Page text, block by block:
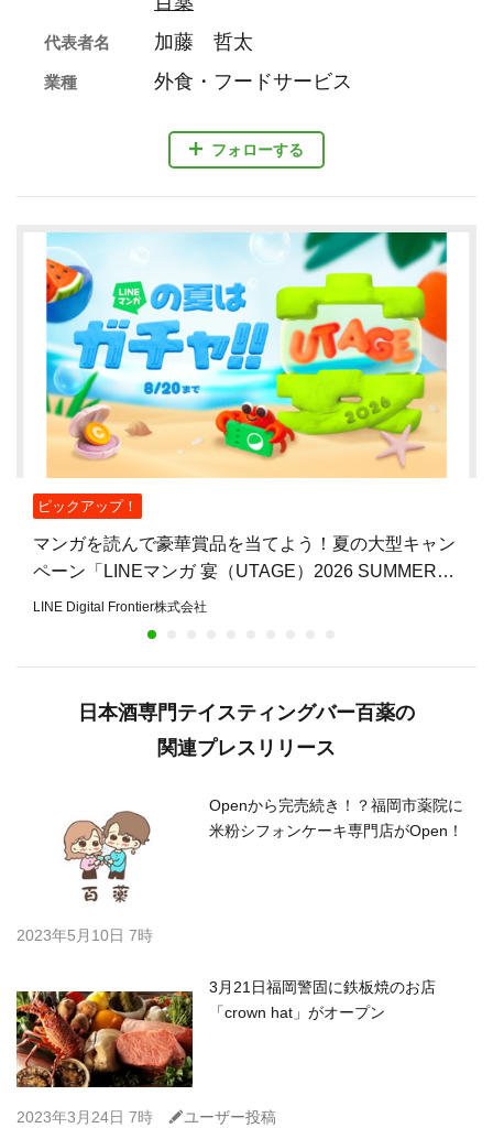
フォローする
代表者名 加藤 哲太
業種 外食・フードサービス
ピックアップ！
マンガを読んで豪華賞品を当てよう！夏の大型キャン
ペーン「LINEマンガ 宴（UTAGE）2026 SUMMER」
開催
LINE Digital Frontier株式会社
日本酒専門テイスティングバー百薬の
関連プレスリリース
Openから完売続き！？福岡市薬院に
米粉シフォンケーキ専門店がOpen！
2023年5月10日 7時
3月21日福岡警固に鉄板焼のお店
「crown hat」がオープン
2023年3月24日 7時 Cユーザー投稿